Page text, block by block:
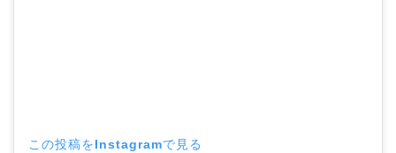
この投稿をInstagramで見る